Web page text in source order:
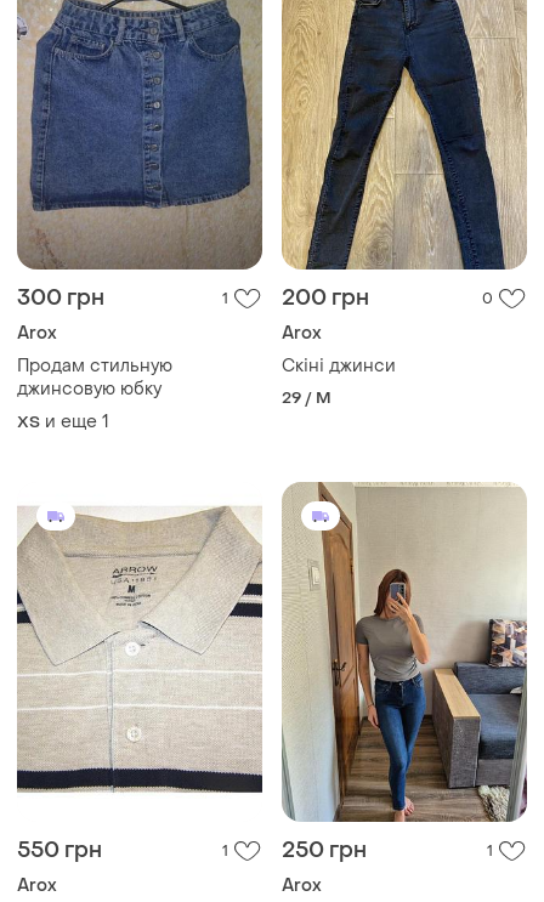
300 грн 1
Arox
Продам стильную
джинсовую юбку
ХS и еще 1
200 грн 0
Arox
Скіні джинси
29 / M
550 грн 1
Arox
250 грн 1
Arox